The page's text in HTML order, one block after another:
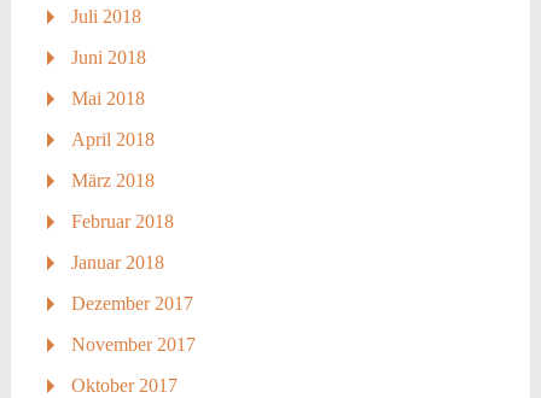
Juli 2018
Juni 2018
Mai 2018
April 2018
März 2018
Februar 2018
Januar 2018
Dezember 2017
November 2017
Oktober 2017